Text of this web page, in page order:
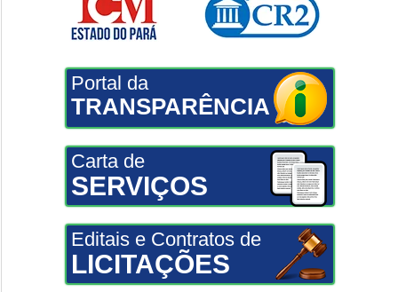
Portal da
TRANSPARÊNCIA
Carta de
SERVIÇOS
Editais e Contratos de
LICITAÇÕES